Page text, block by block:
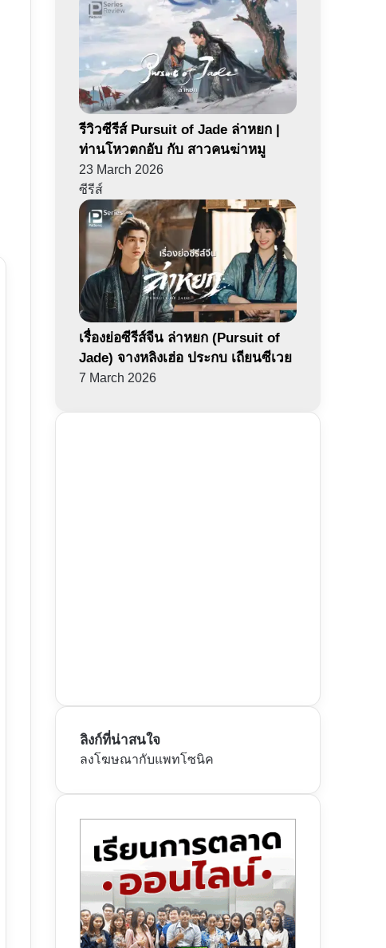
รีวิวซีรีส์ Pursuit of Jade ล่าหยก |
ท่านโหวตกอับ กับ สาวคนฆ่าหมู
23 March 2026
ซีรีส์
เรื่องย่อซีรีส์จีน ล่าหยก (Pursuit of
Jade) จางหลิงเฮ่อ ประกบ เถียนซีเวย
7 March 2026
ลิงก์ที่น่าสนใจ
ลงโฆษณากับแพทโซนิค